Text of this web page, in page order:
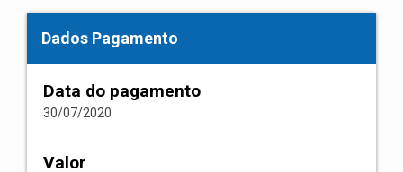
Dados Pagamento
Data do pagamento
30/07/2020
Valor